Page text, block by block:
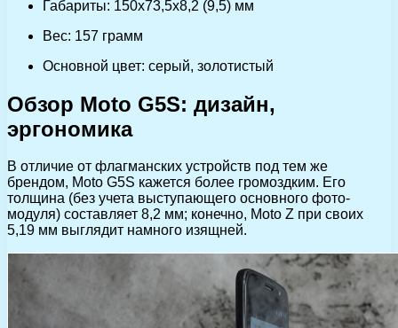
Габариты: 150х73,5х8,2 (9,5) мм
Вес: 157 грамм
Основной цвет: серый, золотистый
Обзор Moto G5S: дизайн,
эргономика
В отличие от флагманских устройств под тем же
брендом, Moto G5S кажется более громоздким. Его
толщина (без учета выступающего основного фото-
модуля) составляет 8,2 мм; конечно, Moto Z при своих
5,19 мм выглядит намного изящней.